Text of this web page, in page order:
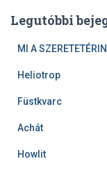
é
Legutóbbi
MI A
Heliotrop
Füstkvarc
Achát
Howlit